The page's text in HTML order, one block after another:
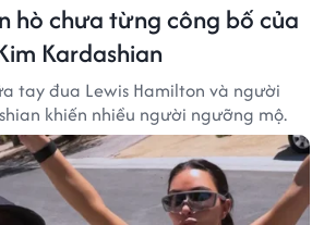
hò chưa từng công bố của
Kardashian
tay đua Lewis Hamilton và người
khiến nhiều người ngưỡng mộ.